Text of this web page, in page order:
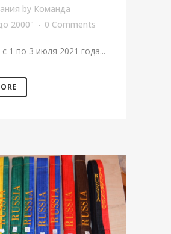
by Команда
2000"
0 Comments
1 по 3 июля 2021 года...